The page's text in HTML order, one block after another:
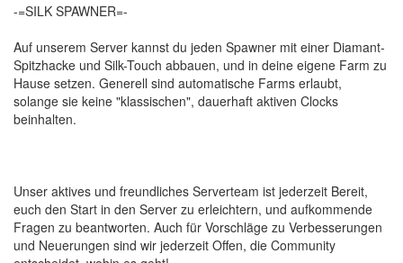
-=SILK SPAWNER=-
Auf unserem Server kannst du jeden Spawner mit einer Diamant-
Spitzhacke und Silk-Touch abbauen, und in deine eigene Farm zu
Hause setzen. Generell sind automatische Farms erlaubt,
solange sie keine "klassischen", dauerhaft aktiven Clocks
beinhalten.
Unser aktives und freundliches Serverteam ist jederzeit Bereit,
euch den Start in den Server zu erleichtern, und aufkommende
Fragen zu beantworten. Auch für Vorschläge zu Verbesserungen
und Neuerungen sind wir jederzeit Offen, die Community